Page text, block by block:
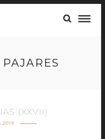
(XXVII)
2019